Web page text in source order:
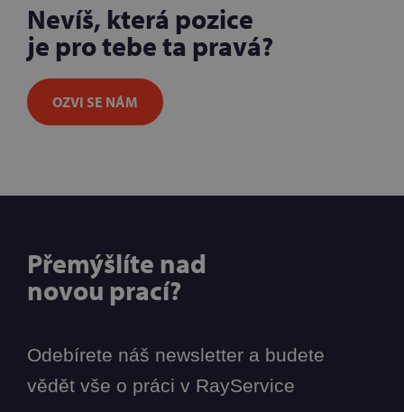
Nevíš, která pozice
je pro tebe ta pravá?
OZVI SE NÁM
Přemýšlíte nad
novou prací?
Odebírete náš newsletter a budete
vědět vše o práci v RayService